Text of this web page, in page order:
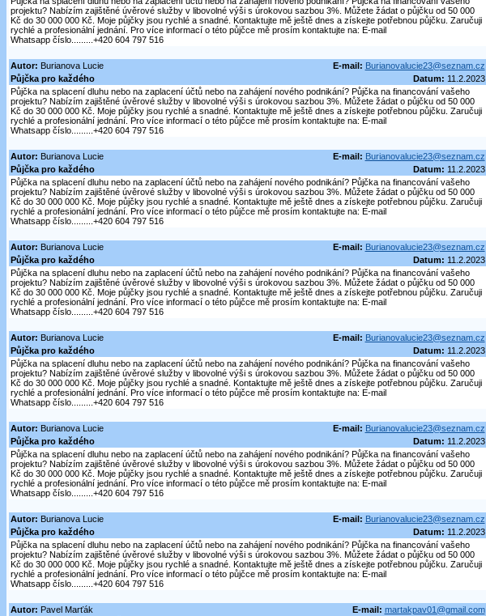
projektu? Nabízím zajištěné úvěrové služby v libovolné výši s úrokovou sazbou 3%. Můžete žádat o půjčku od 50 000
Kč do 30 000 000 Kč. Moje půjčky jsou rychlé a snadné. Kontaktujte mě ještě dnes a získejte potřebnou půjčku. Zaručuji
rychlé a profesionální jednání. Pro více informací o této půjčce mě prosím kontaktujte na: E-mail
Whatsapp číslo.........+420 604 797 516
Autor: Burianova Lucie E-mail: Burianovalucie23@seznam.cz
Půjčka pro každého
Datum: 11.2.2023
Půjčka na splacení dluhu nebo na zaplacení účtů nebo na zahájení nového podnikání? Půjčka na financování vašeho
projektu? Nabízím zajištěné úvěrové služby v libovolné výši s úrokovou sazbou 3%. Můžete žádat o půjčku od 50 000
Kč do 30 000 000 Kč. Moje půjčky jsou rychlé a snadné. Kontaktujte mě ještě dnes a získejte potřebnou půjčku. Zaručuji
rychlé a profesionální jednání. Pro více informací o této půjčce mě prosím kontaktujte na: E-mail
Whatsapp číslo.........+420 604 797 516
Autor: Burianova Lucie E-mail: Burianovalucie23@seznam.cz
Půjčka pro každého
Datum: 11.2.2023
Půjčka na splacení dluhu nebo na zaplacení účtů nebo na zahájení nového podnikání? Půjčka na financování vašeho
projektu? Nabízím zajištěné úvěrové služby v libovolné výši s úrokovou sazbou 3%. Můžete žádat o půjčku od 50 000
Kč do 30 000 000 Kč. Moje půjčky jsou rychlé a snadné. Kontaktujte mě ještě dnes a získejte potřebnou půjčku. Zaručuji
rychlé a profesionální jednání. Pro více informací o této půjčce mě prosím kontaktujte na: E-mail
Whatsapp číslo.........+420 604 797 516
Autor: Burianova Lucie E-mail: Burianovalucie23@seznam.cz
Půjčka pro každého
Datum: 11.2.2023
Půjčka na splacení dluhu nebo na zaplacení účtů nebo na zahájení nového podnikání? Půjčka na financování vašeho
projektu? Nabízím zajištěné úvěrové služby v libovolné výši s úrokovou sazbou 3%. Můžete žádat o půjčku od 50 000
Kč do 30 000 000 Kč. Moje půjčky jsou rychlé a snadné. Kontaktujte mě ještě dnes a získejte potřebnou půjčku. Zaručuji
rychlé a profesionální jednání. Pro více informací o této půjčce mě prosím kontaktujte na: E-mail
Whatsapp číslo.........+420 604 797 516
Autor: Burianova Lucie E-mail: Burianovalucie23@seznam.cz
Půjčka pro každého
Datum: 11.2.2023
Půjčka na splacení dluhu nebo na zaplacení účtů nebo na zahájení nového podnikání? Půjčka na financování vašeho
projektu? Nabízím zajištěné úvěrové služby v libovolné výši s úrokovou sazbou 3%. Můžete žádat o půjčku od 50 000
Kč do 30 000 000 Kč. Moje půjčky jsou rychlé a snadné. Kontaktujte mě ještě dnes a získejte potřebnou půjčku. Zaručuji
rychlé a profesionální jednání. Pro více informací o této půjčce mě prosím kontaktujte na: E-mail
Whatsapp číslo.........+420 604 797 516
Autor: Burianova Lucie E-mail: Burianovalucie23@seznam.cz
Půjčka pro každého
Datum: 11.2.2023
Půjčka na splacení dluhu nebo na zaplacení účtů nebo na zahájení nového podnikání? Půjčka na financování vašeho
projektu? Nabízím zajištěné úvěrové služby v libovolné výši s úrokovou sazbou 3%. Můžete žádat o půjčku od 50 000
Kč do 30 000 000 Kč. Moje půjčky jsou rychlé a snadné. Kontaktujte mě ještě dnes a získejte potřebnou půjčku. Zaručuji
rychlé a profesionální jednání. Pro více informací o této půjčce mě prosím kontaktujte na: E-mail
Whatsapp číslo.........+420 604 797 516
Autor: Burianova Lucie E-mail: Burianovalucie23@seznam.cz
Půjčka pro každého
Datum: 11.2.2023
Půjčka na splacení dluhu nebo na zaplacení účtů nebo na zahájení nového podnikání? Půjčka na financování vašeho
projektu? Nabízím zajištěné úvěrové služby v libovolné výši s úrokovou sazbou 3%. Můžete žádat o půjčku od 50 000
Kč do 30 000 000 Kč. Moje půjčky jsou rychlé a snadné. Kontaktujte mě ještě dnes a získejte potřebnou půjčku. Zaručuji
rychlé a profesionální jednání. Pro více informací o této půjčce mě prosím kontaktujte na: E-mail
Whatsapp číslo.........+420 604 797 516
Autor: Pavel Marťák E-mail: martakpav01@gmail.com